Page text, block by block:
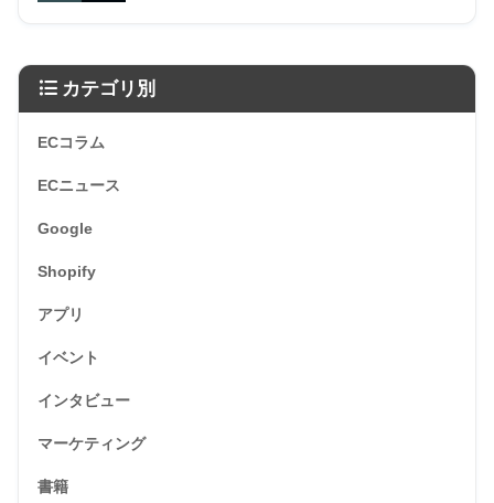
カテゴリ別
ECコラム
ECニュース
Google
Shopify
アプリ
イベント
インタビュー
マーケティング
書籍